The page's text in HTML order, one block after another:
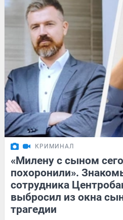
КРИМИНАЛ
«Милену с сыном
похоронили».
сотрудника
выбросил из окна
трагедии